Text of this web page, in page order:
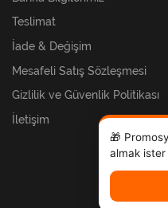
Teslimat
İade & Değişim
Mesafeli Satış Sözleşmesi
Gizlilik ve Güvenlik Politikası
İletişim
🎁
almak ister